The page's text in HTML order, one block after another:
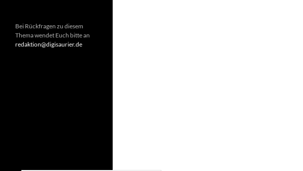
Bei Rückfragen zu diesem
Thema wendet Euch bitte an
redaktion@digisaurier.de